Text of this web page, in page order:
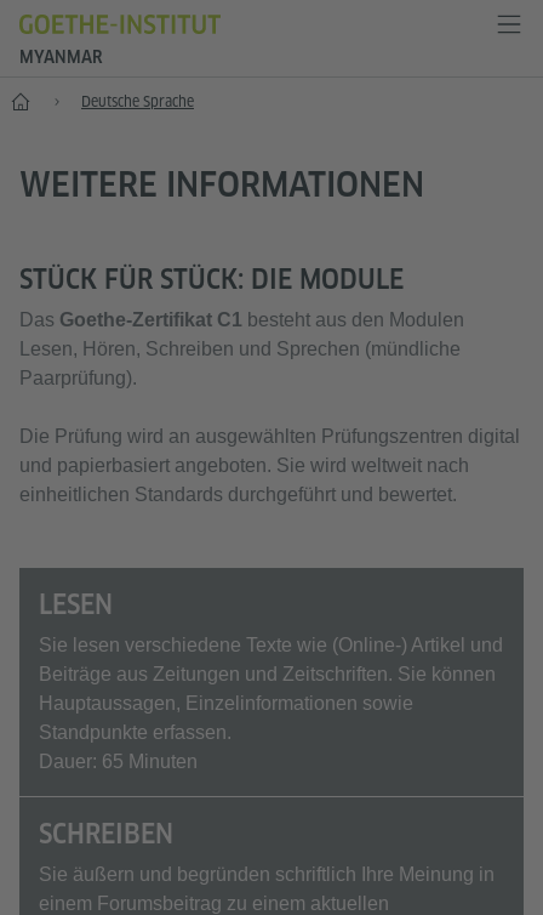
MYANMAR
Start Deutsche Sprache
WEITERE INFORMATIONEN
STÜCK FÜR STÜCK: DIE MODULE
Das Goethe-Zertifikat C1 besteht aus den Modulen
Lesen, Hören, Schreiben und Sprechen (mündliche
Paarprüfung).
Die Prüfung wird an ausgewählten Prüfungszentren digital
und papierbasiert angeboten. Sie wird weltweit nach
einheitlichen Standards durchgeführt und bewertet.
LESEN
Sie lesen verschiedene Texte wie (Online-) Artikel und
Beiträge aus Zeitungen und Zeitschriften. Sie können
Hauptaussagen, Einzelinformationen sowie
Standpunkte erfassen.
Dauer: 65 Minuten
SCHREIBEN
Sie äußern und begründen schriftlich Ihre Meinung in
einem Forumsbeitrag zu einem aktuellen